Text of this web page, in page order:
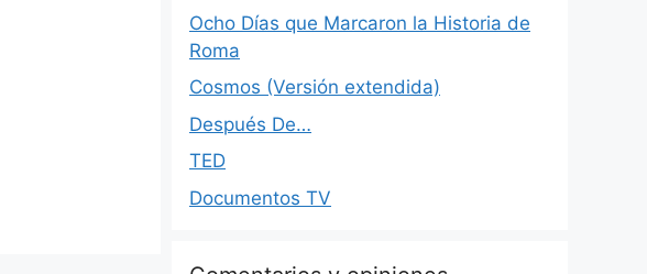
Ocho Días que Marcaron la Historia de
Roma
Cosmos (Versión extendida)
Después De…
TED
Documentos TV